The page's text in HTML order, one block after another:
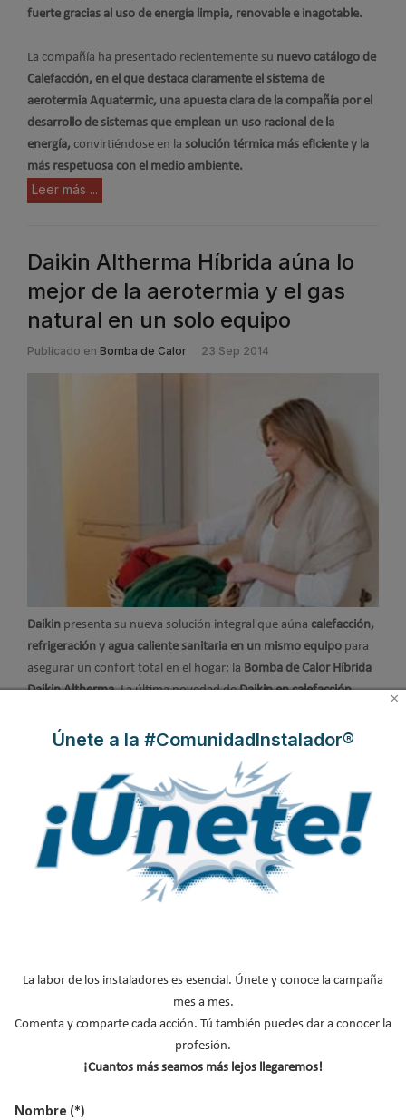
fuerte gracias al uso de energía limpia, renovable e inagotable.
La compañía ha presentado recientemente su nuevo catálogo de
Calefacción, en el que destaca claramente el sistema de
aerotermia Aquatermic, una apuesta clara de la compañía por el
desarrollo de sistemas que emplean un uso racional de la
energía, convirtiéndose en la solución térmica más eficiente y la
más respetuosa con el medio ambiente.
Leer más ...
Daikin Altherma Híbrida aúna lo
mejor de la aerotermia y el gas
natural en un solo equipo
Publicado en Bomba de Calor 23 Sep 2014
Daikin presenta su nueva solución integral que aúna calefacción,
refrigeración y agua caliente sanitaria en un mismo equipo para
asegurar un confort total en el hogar: la Bomba de Calor Híbrida
Daikin Altherma. La última novedad deDaikin en calefacción
también posee las ventajas de las calderas de condensación de
rendimiento energético.
Leer más ...
Promoción de Thermor por la
confort térmico
×
Únete a la #ComunidadInstalador®
La labor de los instaladores es esencial. Únete y conoce la campaña
mes a mes.
Comenta y comparte cada acción. Tú también puedes dar a conocer la
profesión.
¡Cuantos más seamos más lejos llegaremos!
Nombre (*)